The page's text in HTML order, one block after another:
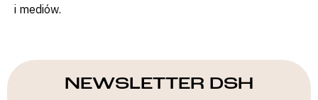
i mediów.
NEWSLETTER DSH